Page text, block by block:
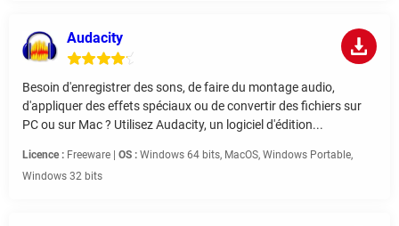
Audacity
Besoin d'enregistrer des sons, de faire du montage audio,
d'appliquer des effets spéciaux ou de convertir des fichiers sur
PC ou sur Mac ? Utilisez Audacity, un logiciel d'édition...
Licence : Freeware | OS : Windows 64 bits, MacOS, Windows Portable,
Windows 32 bits